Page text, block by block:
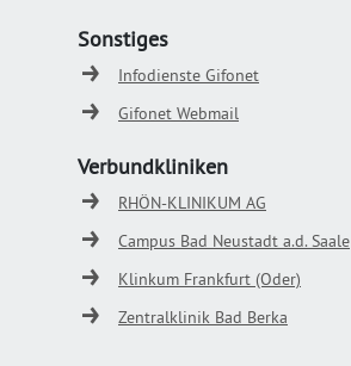
Sonstiges
Infodienste Gifonet
Gifonet Webmail
Verbundkliniken
RHÖN-KLINIKUM AG
Campus Bad Neustadt a.d. Saale
Klinkum Frankfurt (Oder)
Zentralklinik Bad Berka